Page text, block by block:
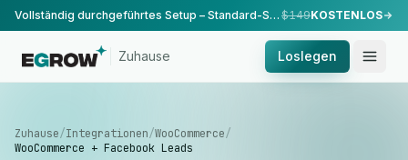
Vollständig durchgeführtes Setup – Standard-Setup, durchgeführt von unserem Team. $149KOSTENLOS
Zuhause Loslegen
Zuhause/Integrationen/WooCommerce/
WooCommerce + Facebook Leads